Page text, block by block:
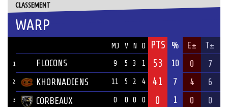
CLASSEMENT
WARP
MJ V N D PTS % E± T±
1 FLOCONS 9 5 3 1 53 10 0 7
2 KHORNADIENS 11 5 2 4 41 7 4 6
3 CORBEAUX 0 0 0 0 0 1 0 0